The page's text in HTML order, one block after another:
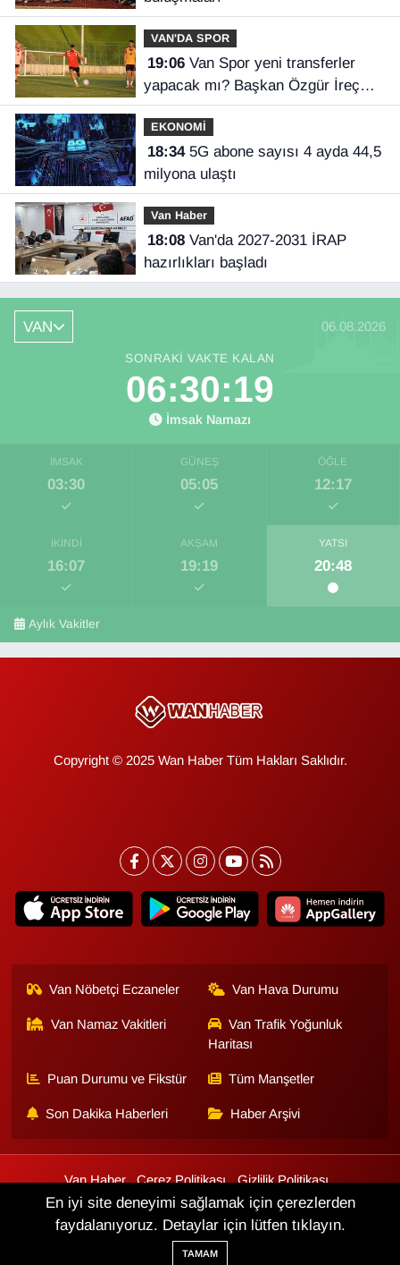
VAN'DA SPOR
19:06Van Spor yeni transferler
yapacak mı? Başkan Özgür İreç
İlhan açıkladı
EKONOMİ
18:345G abone sayısı 4 ayda 44,5
milyona ulaştı
Van Haber
18:08Van'da 2027-2031 İRAP
hazırlıkları başladı
VAN 06.08.2026
SONRAKI VAKTE KALAN
06:30:19
İmsak Namazı
İMSAK
03:30
GÜNEŞ
05:05
ÖĞLE
12:17
İKINDI
16:07
AKŞAM
19:19
YATSI
20:48
Aylık Vakitler
Copyright © 2025 Wan Haber Tüm Hakları Saklıdır.
Van Nöbetçi Eczaneler Van Hava Durumu
Van Namaz Vakitleri
Van Trafik Yoğunluk
Haritası
Puan Durumu ve Fikstür Tüm Manşetler
Son Dakika Haberleri Haber Arşivi
Van Haber Çerez Politikası
Gizlilik Politikası
Üyelik Sözleşmesi
Veri Politikası Künye İletişim
Haber Yazılımı:TE Bilişim
En iyi site deneyimi sağlamak için çerezlerden
faydalanıyoruz. Detaylar için lütfen tıklayın.
TAMAM